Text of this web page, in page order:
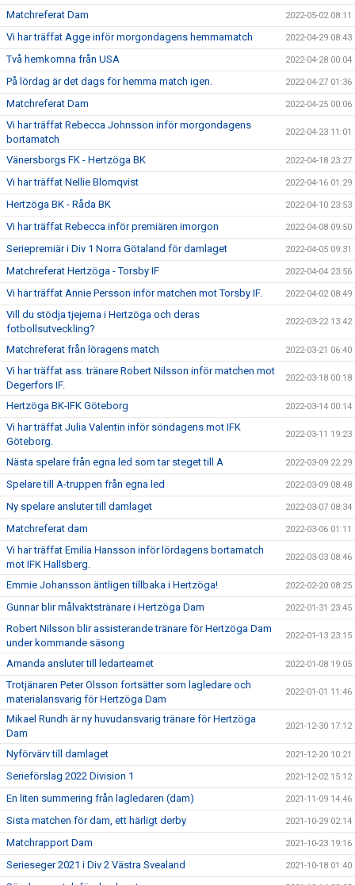
Matchreferat Dam 2022-05-02 08:11
Vi har träffat Agge inför morgondagens hemmamatch 2022-04-29 08:43
Två hemkomna från USA 2022-04-28 00:04
På lördag är det dags för hemma match igen. 2022-04-27 01:36
Matchreferat Dam 2022-04-25 00:06
Vi har träffat Rebecca Johnsson inför morgondagens
bortamatch
2022-04-23 11:01
Vänersborgs FK - Hertzöga BK 2022-04-18 23:27
Vi har träffat Nellie Blomqvist 2022-04-16 01:29
Hertzöga BK - Råda BK 2022-04-10 23:53
Vi har träffat Rebecca inför premiären imorgon 2022-04-08 09:50
Seriepremiär i Div 1 Norra Götaland för damlaget 2022-04-05 09:31
Matchreferat Hertzöga - Torsby IF 2022-04-04 23:56
Vi har träffat Annie Persson inför matchen mot Torsby IF. 2022-04-02 08:49
Vill du stödja tjejerna i Hertzöga och deras
fotbollsutveckling?
2022-03-22 13:42
Matchreferat från löragens match 2022-03-21 06:40
Vi har träffat ass. tränare Robert Nilsson inför matchen mot
Degerfors IF.
2022-03-18 00:18
Hertzöga BK-IFK Göteborg 2022-03-14 00:14
Vi har träffat Julia Valentin inför söndagens mot IFK
Göteborg.
2022-03-11 19:23
Nästa spelare från egna led som tar steget till A 2022-03-09 22:29
Spelare till A-truppen från egna led 2022-03-09 08:48
Ny spelare ansluter till damlaget 2022-03-07 08:34
Matchreferat dam 2022-03-06 01:11
Vi har träffat Emilia Hansson inför lördagens bortamatch
mot IFK Hallsberg.
2022-03-03 08:46
Emmie Johansson äntligen tillbaka i Hertzöga! 2022-02-20 08:25
Gunnar blir målvaktstränare i Hertzöga Dam 2022-01-31 23:45
Robert Nilsson blir assisterande tränare för Hertzöga Dam
under kommande säsong
2022-01-13 23:15
Amanda ansluter till ledarteamet 2022-01-08 19:05
Trotjänaren Peter Olsson fortsätter som lagledare och
materialansvarig för Hertzöga Dam
2022-01-01 11:46
Mikael Rundh är ny huvudansvarig tränare för Hertzöga
Dam
2021-12-30 17:12
Nyförvärv till damlaget 2021-12-20 10:21
Serieförslag 2022 Division 1 2021-12-02 15:12
En liten summering från lagledaren (dam) 2021-11-09 14:46
Sista matchen för dam, ett härligt derby 2021-10-29 02:14
Matchrapport Dam 2021-10-23 19:16
Serieseger 2021 i Div 2 Västra Svealand 2021-10-18 01:40